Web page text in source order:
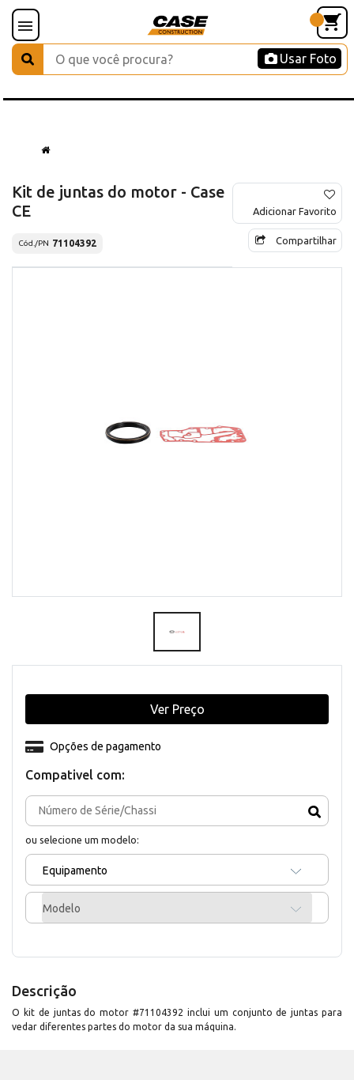
Usar Foto
Kit de juntas do motor - Case
CE
Cód./PN 71104392
Adicionar Favorito
Compartilhar
Compativel com:
ou selecione um modelo:
Equipamento
Modelo
Opções de pagamento
Ver Preço
Descrição
O kit de juntas do motor #71104392 inclui um conjunto de juntas para
vedar diferentes partes do motor da sua máquina.